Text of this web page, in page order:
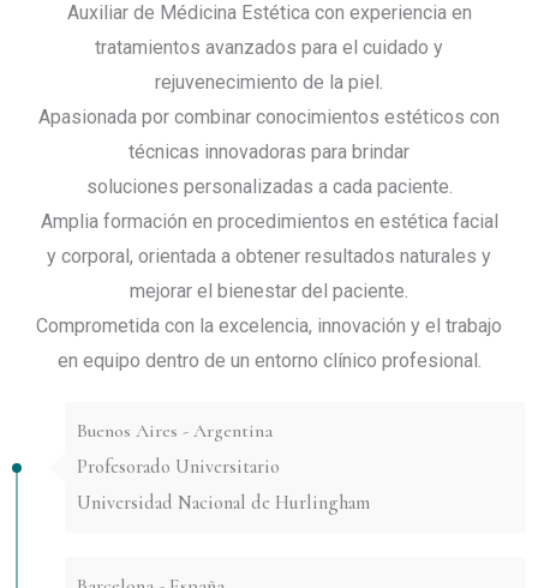
Auxiliar de Médicina Estética con experiencia en
tratamientos avanzados para el cuidado y
rejuvenecimiento de la piel.
Apasionada por combinar conocimientos estéticos con
técnicas innovadoras para brindar
soluciones personalizadas a cada paciente.
Amplia formación en procedimientos en estética facial
y corporal, orientada a obtener resultados naturales y
mejorar el bienestar del paciente.
Comprometida con la excelencia, innovación y el trabajo
en equipo dentro de un entorno clínico profesional.
Buenos Aires - Argentina
Profesorado Universitario
Universidad Nacional de Hurlingham